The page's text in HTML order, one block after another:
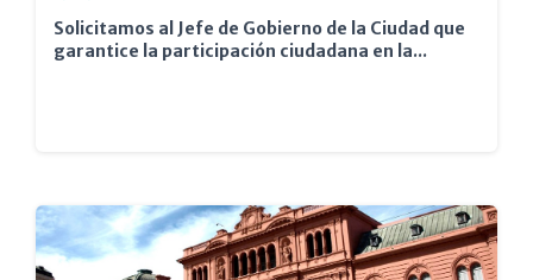
Solicitamos al Jefe de Gobierno de la Ciudad que
garantice la participación ciudadana en la...